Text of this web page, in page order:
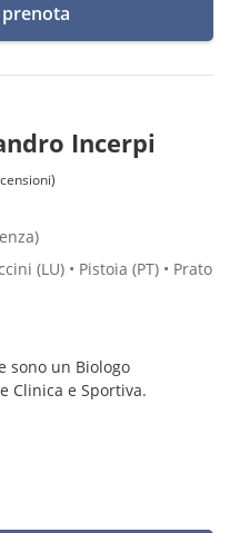
Incerpi
(LU) • Pistoia (PT) • Prato
sono un Biologo
Clinica e Sportiva.